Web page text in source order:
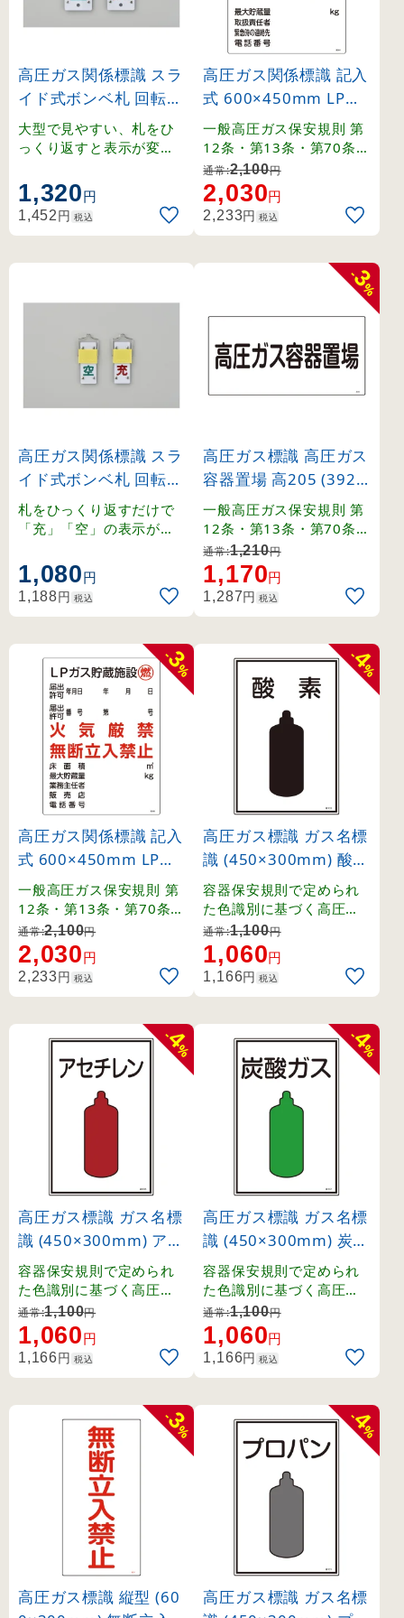
高圧ガス関係標識 スラ
イド式ボンベ札 回転タ
イプ 130×60mm (420
15)
大型で見やすい、札をひ
っくり返すと表示が変わ
1,320円
1,452円 税込
高圧ガス関係標識 記入
式 600×450mm LPガ
ス供給設備 燃 火気厳
禁 無断立入禁止 (3930
4)
一般高圧ガス保安規則 第
12条・第13条・第70条・
関係例示基準1-4-1,2、そ
の他。
通常:2,100円
2,030円
2,233円 税込
高圧ガス関係標識 スラ
イド式ボンベ札 回転タ
イプ 90×35mm (4201
4)
札をひっくり返すだけで
「充」「空」の表示が切
1,080円
1,188円 税込
-
3
%
高圧ガス標識 高圧ガス
容器置場 高205 (3920
5)
一般高圧ガス保安規則 第
12条・第13条・第70条・
関係例示基準1-4-1,2、そ
の他。
通常:1,210円
1,170円
1,287円 税込
-
3
%
高圧ガス関係標識 記入
式 600×450mm LPガ
ス貯蔵施設 燃 火気厳
禁 無断立入禁止 (3930
6)
一般高圧ガス保安規則 第
12条・第13条・第70条・
関係例示基準1-4-1,2、そ
の他。
通常:2,100円
2,030円
2,233円 税込
-
4
%
高圧ガス標識 ガス名標
識 (450×300mm) 酸素
(39103)
容器保安規則で定められ
た色識別に基づく高圧ガ
ス関係の標識です。
通常:1,100円
1,060円
1,166円 税込
-
4
%
高圧ガス標識 ガス名標
識 (450×300mm) アセ
チレン (39106)
容器保安規則で定められ
た色識別に基づく高圧ガ
ス関係の標識です。
通常:1,100円
1,060円
1,166円 税込
-
4
%
高圧ガス標識 ガス名標
識 (450×300mm) 炭酸
ガス (39107)
容器保安規則で定められ
た色識別に基づく高圧ガ
ス関係の標識です。
通常:1,100円
1,060円
1,166円 税込
-
3
%
高圧ガス標識 縦型 (60
-
4
%
高圧ガス標識 ガス名標